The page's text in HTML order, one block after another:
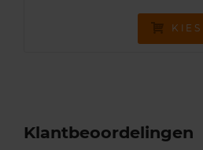
KIES
Klantbeoordelingen